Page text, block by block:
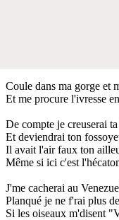
Coule dans ma gorge et
Et me procure l'ivresse
De compte je creuserai
Et deviendrai ton
Il avait l'air faux ton
Même si ici c'est
J'me cacherai au
Planqué je ne f'rai plus
Si les oiseaux m'disent